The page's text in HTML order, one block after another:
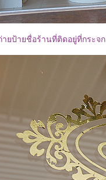
ายป้ายชื่อร้านที่ติดอยู่ที่กระจก